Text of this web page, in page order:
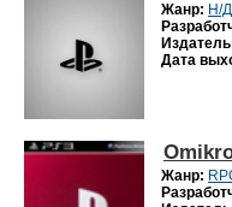
Жанр: Н/Д
Дата
Жанр: